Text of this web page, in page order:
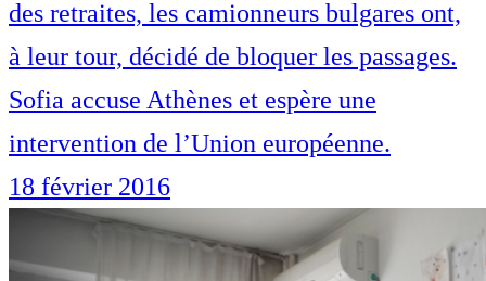
des retraites, les camionneurs bulgares ont,
à leur tour, décidé de bloquer les passages.
Sofia accuse Athènes et espère une
intervention de l’Union européenne.
18 février 2016